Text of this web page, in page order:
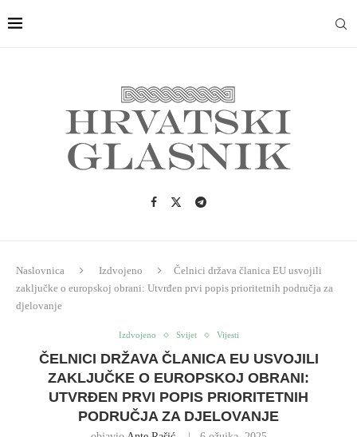
Naslovnica Izdvojeno
Čelnici država članica EU usvojili
zaključke o europskoj obrani: Utvrđen prvi popis prioritetnih područja za
djelovanje
Izdvojeno Svijet Vijesti
ČELNICI DRŽAVA ČLANICA EU USVOJILI
ZAKLJUČKE O EUROPSKOJ OBRANI:
UTVRĐEN PRVI POPIS PRIORITETNIH
PODRUČJA ZA DJELOVANJE